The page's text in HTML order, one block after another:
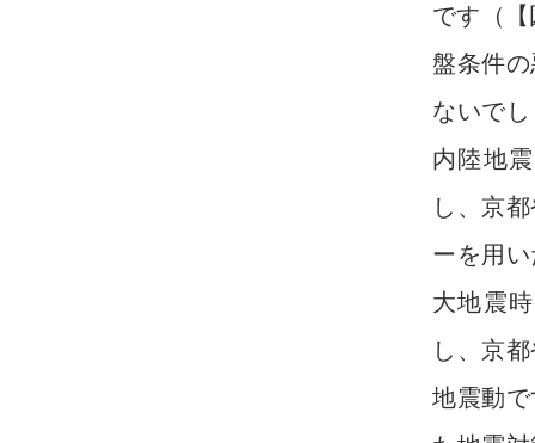
です（
盤条件
ないで
内陸地
し、京
ーを用
大地震
し、京
地震動